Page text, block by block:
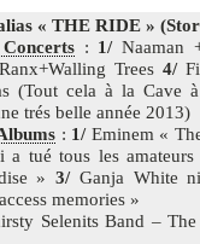
« THE RIDE »
: 1/Naaman
Trees 4/
(Tout cela à la Cave
trés belle année 2013)
: 1/Eminem «
a tué tous les
»3/Ganja White
memories »
Selenits Band –